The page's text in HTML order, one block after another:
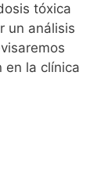
tóxica
un análisis
en la clínica